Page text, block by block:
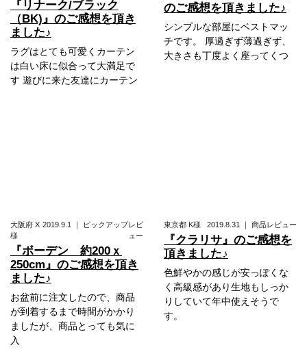
『リナーク/ブラック
（BK)』のご感想を頂き
ました♪
ラグはとても可愛くカーテン
は白い床に似合って大満足で
す 遊びに来た友達にカーテン
のご感想を頂きました♪
シンプルな部屋にベストマッ
チです。 厚過ぎず薄過ぎず、
大きさも丁度よく座ってくつ
大阪府 X
様
2019.9.1 ｜
ピックアップレビ
ュー
『ボーデン 約200ｘ
250cm』のご感想を頂き
ました♪
お盆前に注文したので、商品
が到着するまで時間がかかり
ましたが、商品とっても気に
入
東京都 K様 2019.8.31 ｜ 商品レビュー
『クラリサ』のご感想を
頂きました♪
色鮮やかの感じが安っぽくな
く高級感があり生地もしっか
りしていて年中使えそうで
す。